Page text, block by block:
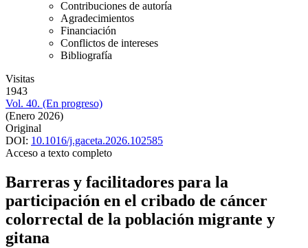
Contribuciones de autoría
Agradecimientos
Financiación
Conflictos de intereses
Bibliografía
Visitas
1943
Vol. 40. (En progreso)
(Enero 2026)
Original
DOI: 10.1016/j.gaceta.2026.102585
Acceso a texto completo
Barreras y facilitadores para la
participación en el cribado de cáncer
colorrectal de la población migrante y
gitana